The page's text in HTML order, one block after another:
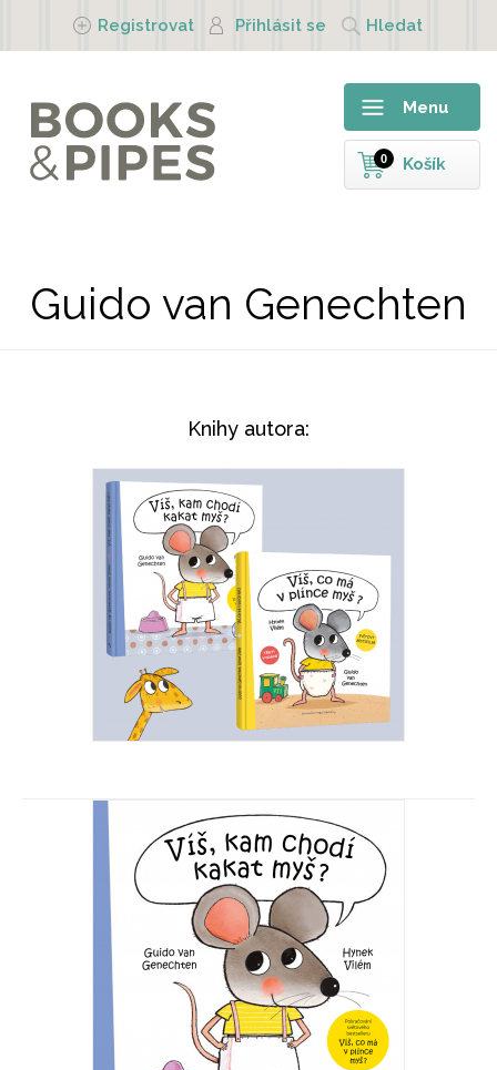
Registrovat Přihlásit se Hledat
Menu
Košík
0
Guido van Genechten
Knihy autora